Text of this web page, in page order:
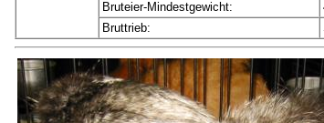
Bruteier-Mindestgewicht:
Bruttrieb: